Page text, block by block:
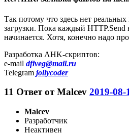
Так потому что здесь нет
загрузки. Пока каждый HTTP.Send
начинается. Хотя, конечно надо
Разработка AHK-скриптов:
e-mail dfiveg@mail.ru
Telegram jollycoder
11 Ответ отMalcev 2019-08-
Malcev
Разработчик
Неактивен